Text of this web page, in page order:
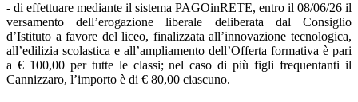
- di effettuare mediante il sistema PAGOinRETE, entro il 08/06/26 il
versamento dell’erogazione liberale deliberata dal Consiglio
d’Istituto a favore del liceo, finalizzata all’innovazione tecnologica,
all’edilizia scolastica e all’ampliamento dell’Offerta formativa è pari
a € 100,00 per tutte le classi; nel caso di più figli frequentanti il
Cannizzaro, l’importo è di € 80,00 ciascuno.